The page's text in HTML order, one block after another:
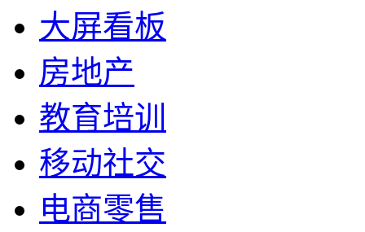
大屏看板
房地产
教育培训
移动社交
电商零售